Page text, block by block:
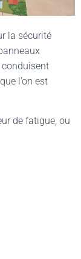
la sécurité
conduisent
l’on est
de fatigue, ou